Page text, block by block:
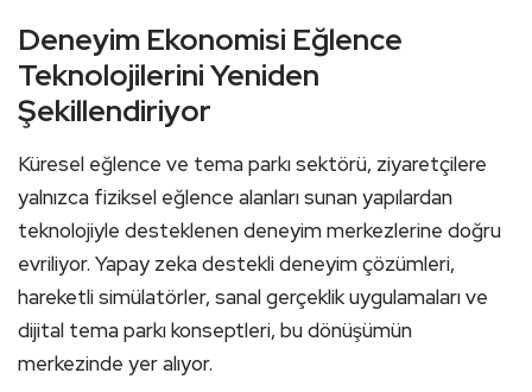
Deneyim Ekonomisi Eğlence
Teknolojilerini Yeniden
Şekillendiriyor
Küresel eğlence ve tema parkı sektörü, ziyaretçilere
yalnızca fiziksel eğlence alanları sunan yapılardan
teknolojiyle desteklenen deneyim merkezlerine doğru
evriliyor. Yapay zeka destekli deneyim çözümleri,
hareketli simülatörler, sanal gerçeklik uygulamaları ve
dijital tema parkı konseptleri, bu dönüşümün
merkezinde yer alıyor.